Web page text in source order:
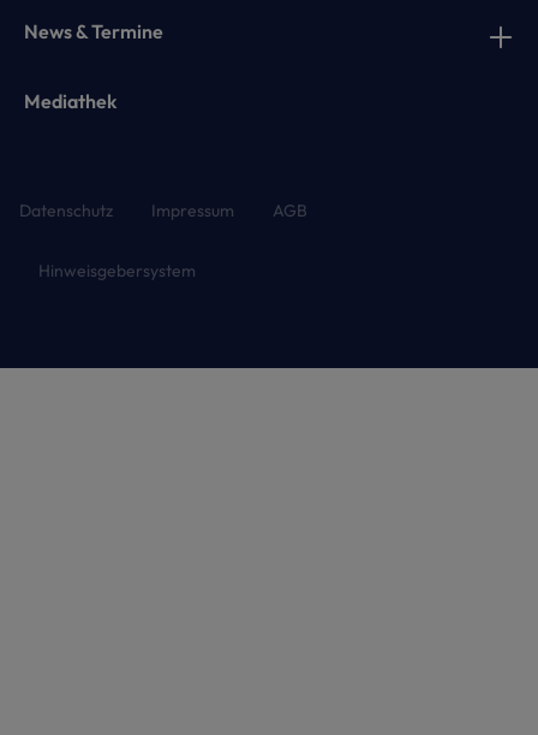
News & Termine
Mediathek
Datenschutz Impressum AGB
Hinweisgebersystem